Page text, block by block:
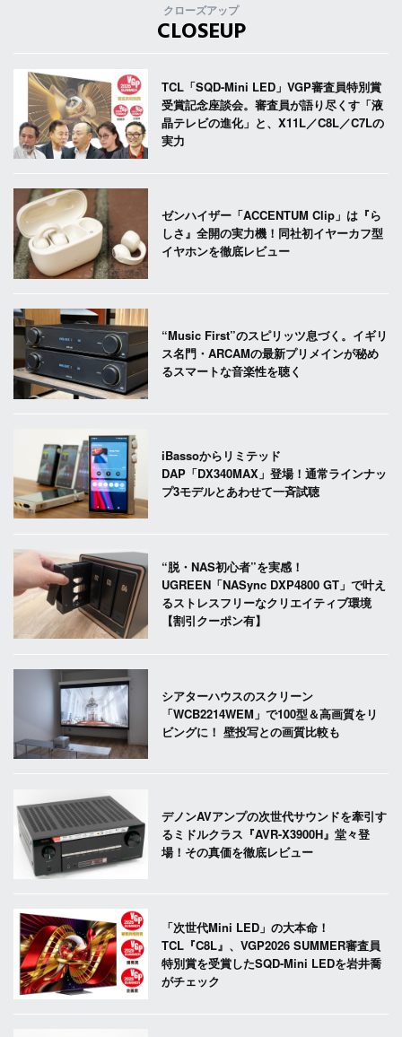
クローズアップ
CLOSEUP
TCL「SQD-Mini LED」VGP審査員特別賞
受賞記念座談会。審査員が語り尽くす「液
晶テレビの進化」と、X11L／C8L／C7Lの
実力
ゼンハイザー「ACCENTUM Clip」は『ら
しさ』全開の実力機！同社初イヤーカフ型
イヤホンを徹底レビュー
“Music First”のスピリッツ息づく。イギリ
ス名門・ARCAMの最新プリメインが秘め
るスマートな音楽性を聴く
iBassoからリミテッド
DAP「DX340MAX」登場！通常ラインナッ
プ3モデルとあわせて一斉試聴
“脱・NAS初心者”を実感！
UGREEN「NASync DXP4800 GT」で叶え
るストレスフリーなクリエイティブ環境
【割引クーポン有】
シアターハウスのスクリーン
「WCB2214WEM」で100型＆高画質をリ
ビングに！ 壁投写との画質比較も
デノンAVアンプの次世代サウンドを牽引す
るミドルクラス『AVR-X3900H』堂々登
場！その真価を徹底レビュー
「次世代Mini LED」の大本命！
TCL『C8L』、VGP2026 SUMMER審査員
特別賞を受賞したSQD-Mini LEDを岩井喬
がチェック